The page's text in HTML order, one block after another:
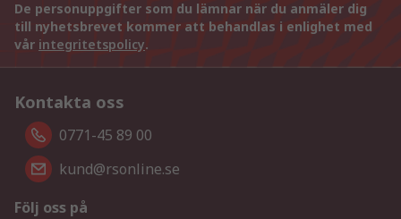
De personuppgifter som du lämnar när du anmäler dig
till nyhetsbrevet kommer att behandlas i enlighet med
vår integritetspolicy.
Kontakta oss
0771-45 89 00
kund@rsonline.se
Följ oss på